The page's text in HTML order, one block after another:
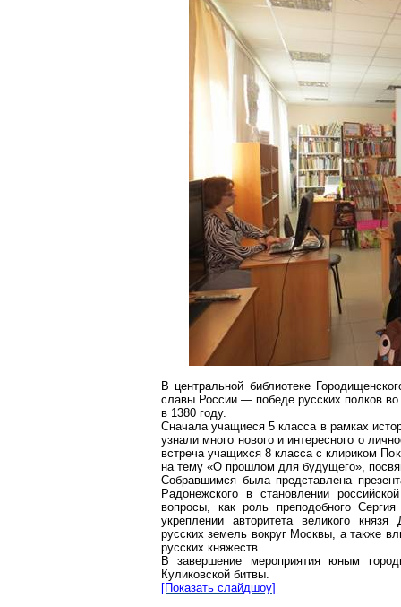
В центральной библиотеке
славы России — победе русских полков
в 1380 году.
Сначала учащиеся 5 класса в рамках
узнали много нового и интересного о
встреча учащихся 8 класса с клириком
на тему «О прошлом для будущего»,
Собравшимся была представлена
Радонежского в становлении
вопросы, как роль преподобного
укреплении авторитета великого
русских земель вокруг Москвы, а также
русских княжеств.
В завершение мероприятия юным
Куликовской битвы.
[Показать слайдшоу]